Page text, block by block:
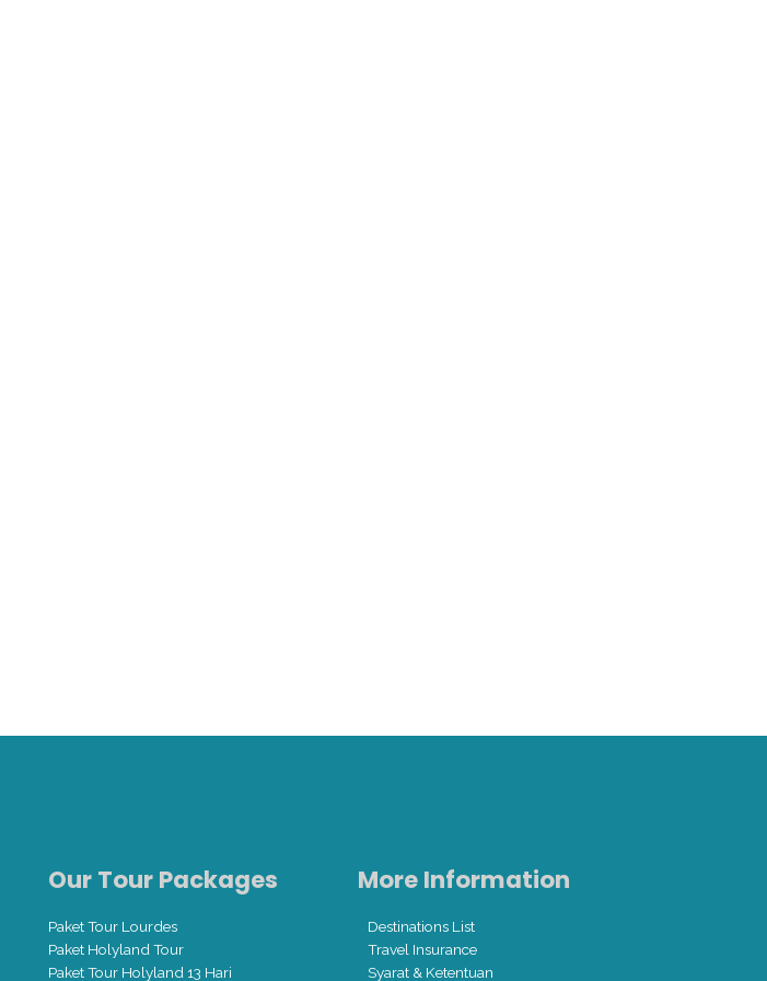
Our Tour Packages
Paket Tour Lourdes
Paket Holyland Tour
Paket Tour Holyland 13 Hari
More Information
Destinations List
Travel Insurance
Syarat & Ketentuan